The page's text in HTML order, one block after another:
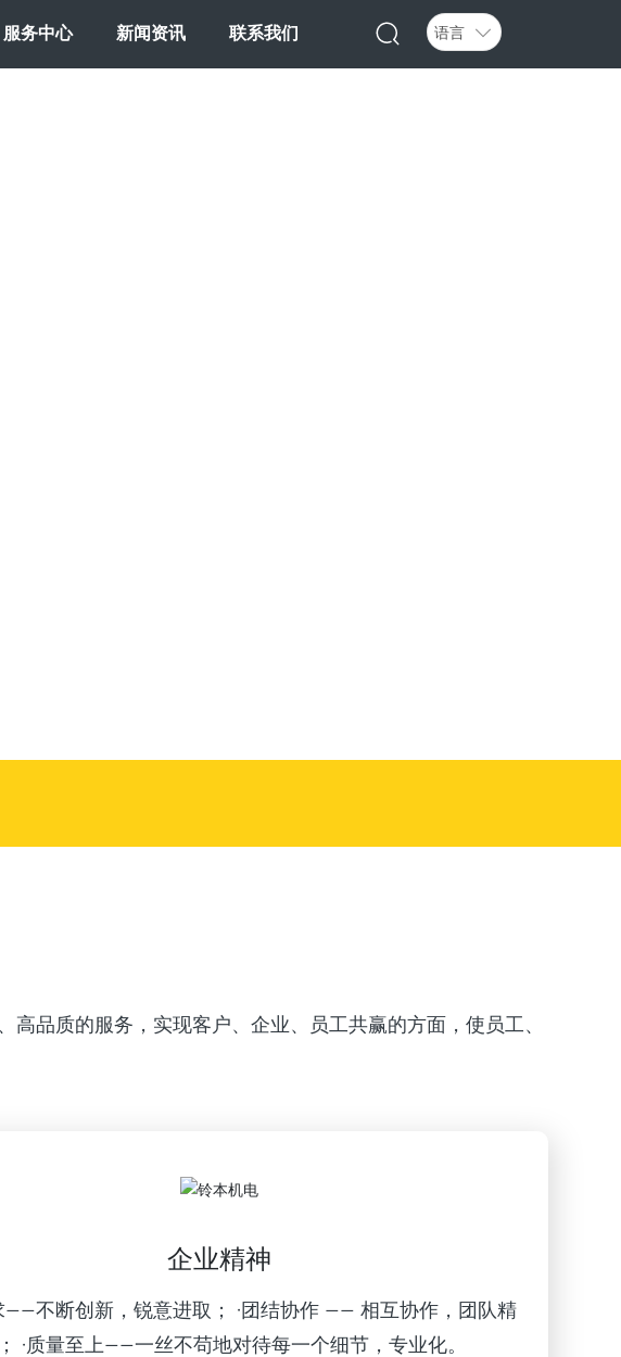
服务中心 新闻资讯 联系我们 语言
品质的服务，实现客户、企业、员工共赢的方面，使员工、
企业精神
——不断创新，锐意进取； ·团结协作 —— 相互协作，团队精
·质量至上——一丝不苟地对待每一个细节，专业化。